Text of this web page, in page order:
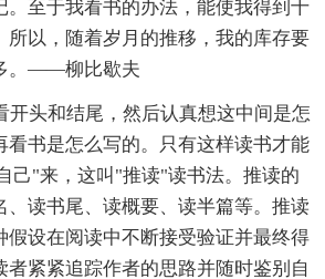
。至于我看书的办法，能使我得到十
所以，随着岁月的推移，我的库存要
。——柳比歇夫
开头和结尾，然后认真想这中间是怎
看书是怎么写的。只有这样读书才能
己"来，这叫"推读"读书法。推读的
、读书尾、读概要、读半篇等。推读
假设在阅读中不断接受验证并最终得
者紧紧追踪作者的思路并随时鉴别自